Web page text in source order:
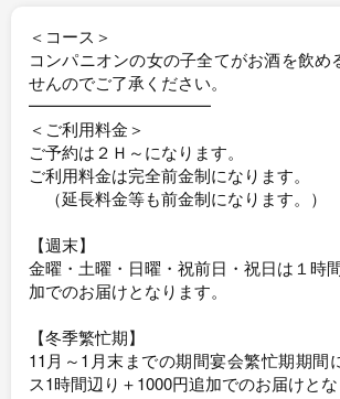
＜コース＞
コンパニオンの女の子全てがお酒を飲め
せんのでご了承ください。
━━━━━━━━━━━
＜ご利用料金＞
ご予約は２Ｈ～になります。
ご利用料金は完全前金制になります。
（延長料金等も前金制になります。）
【週末】
金曜・土曜・日曜・祝前日・祝日は１時
加でのお届けとなります。
【冬季繁忙期】
11月～1月末までの期間宴会繁忙期期間
ス1時間辺り＋1000円追加でのお届けとな